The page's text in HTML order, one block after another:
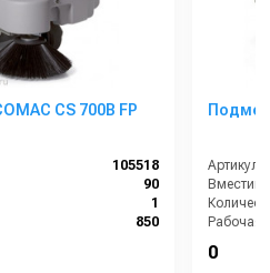
CS 700B FP
105518
90
1
850
Артикул:
0